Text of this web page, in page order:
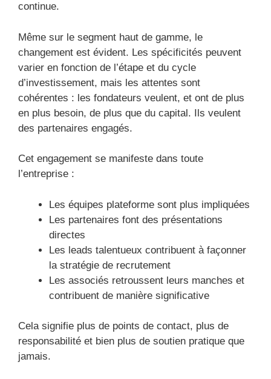
continue.
Même sur le segment haut de gamme, le
changement est évident. Les spécificités peuvent
varier en fonction de l’étape et du cycle
d’investissement, mais les attentes sont
cohérentes : les fondateurs veulent, et ont de plus
en plus besoin, de plus que du capital. Ils veulent
des partenaires engagés.
Cet engagement se manifeste dans toute
l’entreprise :
Les équipes plateforme sont plus impliquées
Les partenaires font des présentations
directes
Les leads talentueux contribuent à façonner
la stratégie de recrutement
Les associés retroussent leurs manches et
contribuent de manière significative
Cela signifie plus de points de contact, plus de
responsabilité et bien plus de soutien pratique que
jamais.